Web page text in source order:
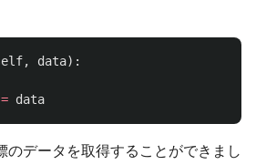
, data):
= data
のデータを取得することができまし